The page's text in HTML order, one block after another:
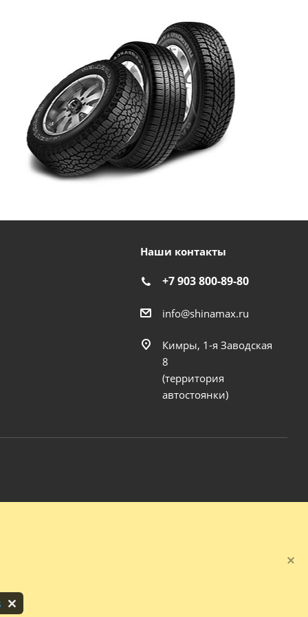
Наши контакты
+7 903 800-89-80
info@shinamax.ru
Кимры, 1-я Заводская
8
(территория
автостоянки)